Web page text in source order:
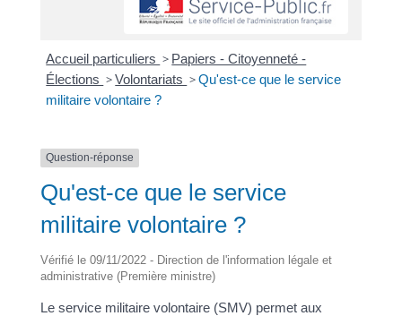
Accueil particuliers > Papiers - Citoyenneté -
Élections >Volontariats >Qu'est-ce que le service
militaire volontaire ?
Question-réponse
Qu'est-ce que le service
militaire volontaire ?
Vérifié le 09/11/2022 - Direction de l'information légale et
administrative (Première ministre)
Le service militaire volontaire (SMV) permet aux